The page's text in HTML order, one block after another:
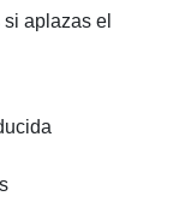
aplazas el